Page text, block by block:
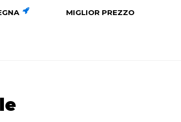
MIGLIOR PREZZO